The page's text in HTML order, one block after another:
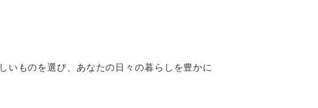
いものを選び、あなたの日々の暮らしを豊かに